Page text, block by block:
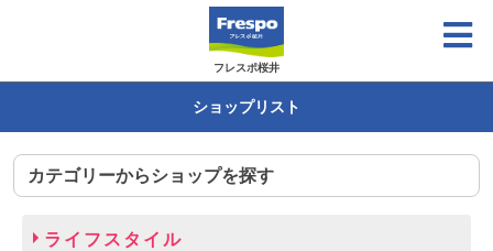
フレスポ桜井
ショップリスト
カテゴリーからショップを探す
ライフスタイル